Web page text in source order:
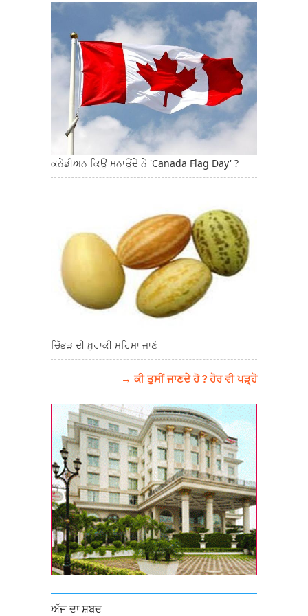
ਕਨੇਡੀਅਨ ਕਿਉਂ ਮਨਾਉਂਦੇ ਨੇ 'Canada Flag Day' ?
ਚਿੱਭੜ ਦੀ ਖ਼ੁਰਾਕੀ ਮਹਿਮਾ ਜਾਣੋ
→ ਕੀ ਤੁਸੀਂ ਜਾਣਦੇ ਹੋ ? ਹੋਰ ਵੀ ਪੜ੍ਹੋ
ਅੱਜ ਦਾ ਸ਼ਬਦ